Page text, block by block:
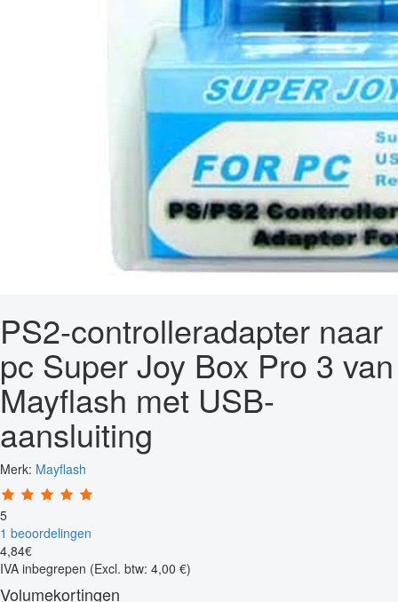
PS2-controlleradapter naar
pc Super Joy Box Pro 3 van
Mayflash met USB-
aansluiting
Merk: Mayflash
5
1 beoordelingen
4,84€
IVA inbegrepen (Excl. btw: 4,00 €)
Volumekortingen